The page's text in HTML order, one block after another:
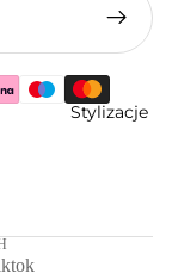
Stylizacje